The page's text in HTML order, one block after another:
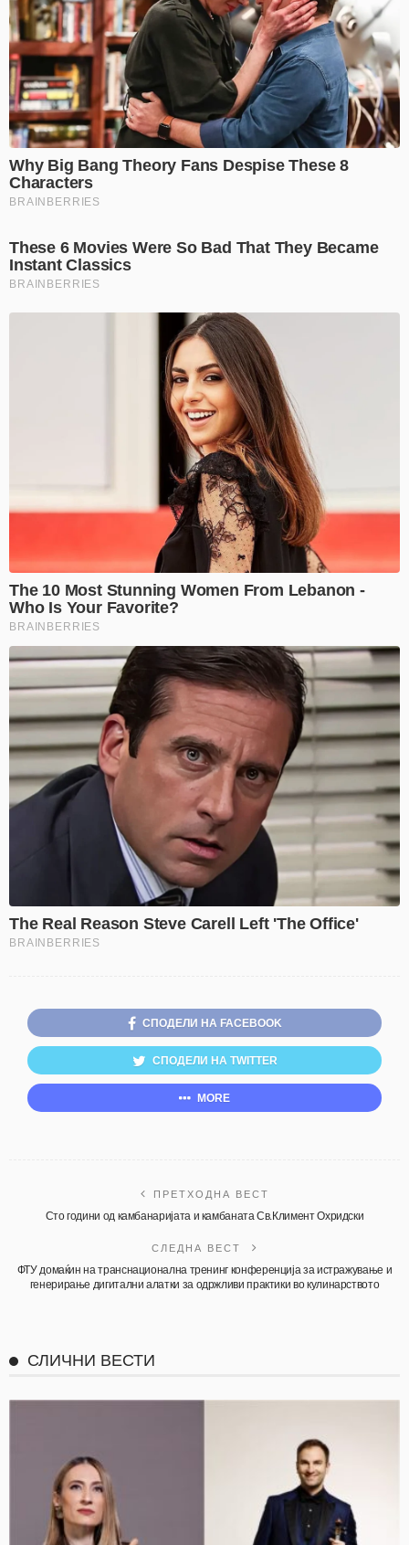
СПОДЕЛИ НА FACEBOOK
СПОДЕЛИ НА TWITTER
MORE
ПРЕТХОДНА ВЕСТ
Сто години од камбанаријата и камбаната Св.Климент Охридски
СЛЕДНА ВЕСТ
ФТУ домаќин на транснационална тренинг конференција за истражување и
генерирање дигитални алатки за одржливи практики во кулинарството
СЛИЧНИ ВЕСТИ